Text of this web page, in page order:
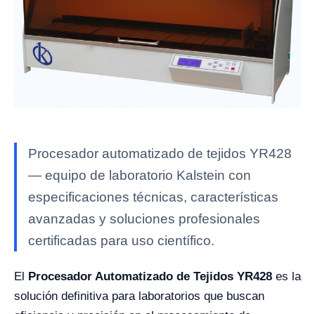
Procesador automatizado de tejidos YR428
— equipo de laboratorio Kalstein con
especificaciones técnicas, características
avanzadas y soluciones profesionales
certificadas para uso científico.
El Procesador Automatizado de Tejidos YR428 es la
solución definitiva para laboratorios que buscan